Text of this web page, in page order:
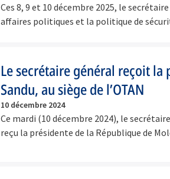
Ces 8, 9 et 10 décembre 2025, le
affaires politiques et la politique de
Le secrétaire général reçoit
Sandu, au siège de l’OTAN
10 décembre 2024
Ce mardi (10 décembre 2024), le
reçu la présidente de la République de